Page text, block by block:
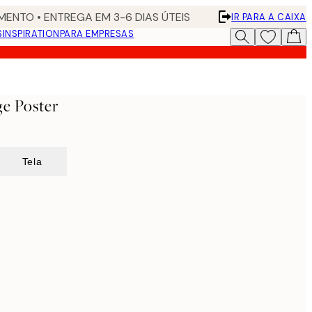
• ENTREGA EM 3-6 DIAS ÚTEIS
IR PARA A CAIXA
INSPIRATIONPARA EMPRESAS
Poster
Tela